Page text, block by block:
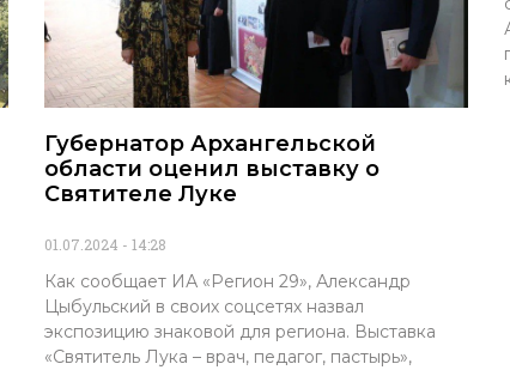
Губернатор Архангельской
области оценил выставку о
Святителе Луке
01.07.2024 14:28
Как сообщает ИА «Регион 29», Александр
Цыбульский в своих соцсетях назвал
экспозицию знаковой для региона. Выставка
«Святитель Лука – врач, педагог, пастырь»,